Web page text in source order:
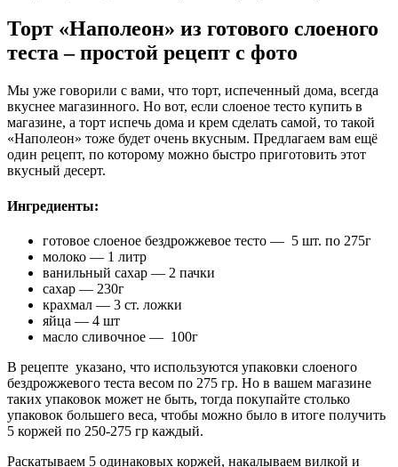
Торт «Наполеон» из готового слоеного
теста – простой рецепт с фото
Мы уже говорили с вами, что торт, испеченный дома, всегда
вкуснее магазинного. Но вот, если слоеное тесто купить в
магазине, а торт испечь дома и крем сделать самой, то такой
«Наполеон» тоже будет очень вкусным. Предлагаем вам ещё
один рецепт, по которому можно быстро приготовить этот
вкусный десерт.
Ингредиенты:
готовое слоеное бездрожжевое тесто — 5 шт. по 275г
молоко — 1 литр
ванильный сахар — 2 пачки
сахар — 230г
крахмал — 3 ст. ложки
яйца — 4 шт
масло сливочное — 100г
В рецепте указано, что используются упаковки слоеного
бездрожжевого теста весом по 275 гр. Но в вашем магазине
таких упаковок может не быть, тогда покупайте столько
упаковок большего веса, чтобы можно было в итоге получить
5 коржей по 250-275 гр каждый.
Раскатываем 5 одинаковых коржей, накалываем вилкой и